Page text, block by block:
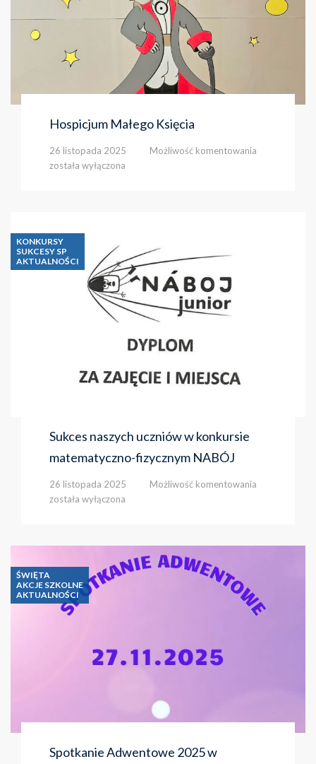
Hospicjum Małego Księcia
26 listopada 2025 Możliwość komentowania
została wyłączona
KONKURSY
SUKCESY SP
AKTUALNOŚCI
Sukces naszych uczniów w konkursie
matematyczno-fizycznym NABÓJ
26 listopada 2025 Możliwość komentowania
została wyłączona
ŚWIĘTA
AKCJE SZKOLNE
AKTUALNOŚCI
Spotkanie Adwentowe 2025 w